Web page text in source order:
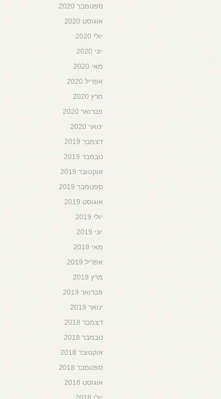
ספטמבר 2020
אוגוסט 2020
יולי 2020
יוני 2020
מאי 2020
אפריל 2020
מרץ 2020
פברואר 2020
ינואר 2020
דצמבר 2019
נובמבר 2019
אוקטובר 2019
ספטמבר 2019
אוגוסט 2019
יולי 2019
יוני 2019
מאי 2019
אפריל 2019
מרץ 2019
פברואר 2019
ינואר 2019
דצמבר 2018
נובמבר 2018
אוקטובר 2018
ספטמבר 2018
אוגוסט 2018